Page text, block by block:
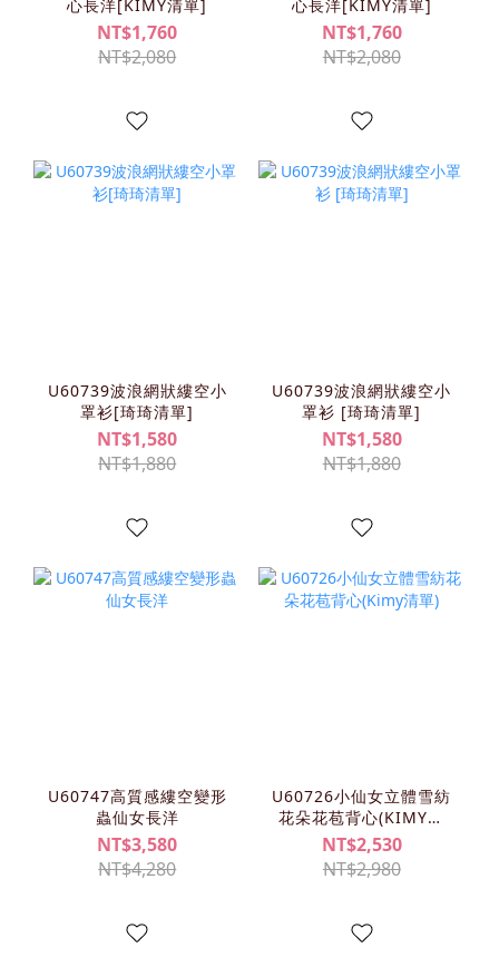
心長洋[KIMY清單]
NT$1,760
NT$2,080
心長洋[KIMY清單]
NT$1,760
NT$2,080
U60739波浪網狀縷空小
罩衫[琦琦清單]
NT$1,580
NT$1,880
U60739波浪網狀縷空小
罩衫 [琦琦清單]
NT$1,580
NT$1,880
U60747高質感縷空變形
蟲仙女長洋
NT$3,580
NT$4,280
U60726小仙女立體雪紡
花朵花苞背心(KIMY清
單)
NT$2,530
NT$2,980